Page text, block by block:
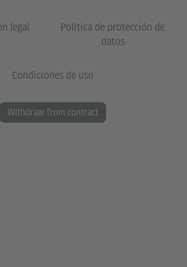
legal
Política de protección de
datos
Condiciones de uso
Withdraw from contract